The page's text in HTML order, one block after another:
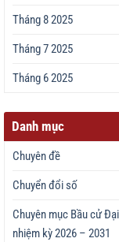
Tháng 8 2025
Tháng 7 2025
Tháng 6 2025
Danh mục
Chuyên đề
Chuyển đổi số
Chuyên mục Bầu cử
nhiệm kỳ 2026 – 2031